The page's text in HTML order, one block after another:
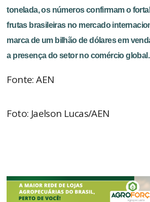
tonelada, os números confirmam o
frutas brasileiras no mercado
marca de um bilhão de dólares em
a presença do setor no comércio global.
Fonte: AEN
Foto: Jaelson Lucas/AEN